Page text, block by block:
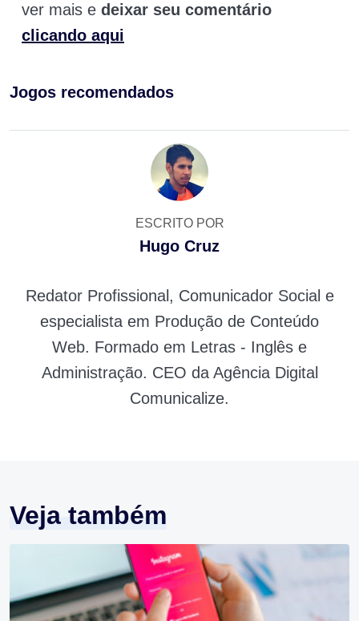
ver mais e deixar seu comentário
clicando aqui
Jogos recomendados
ESCRITO POR
Hugo Cruz
Redator Profissional, Comunicador Social e
especialista em Produção de Conteúdo
Web. Formado em Letras - Inglês e
Administração. CEO da Agência Digital
Comunicalize.
Veja também